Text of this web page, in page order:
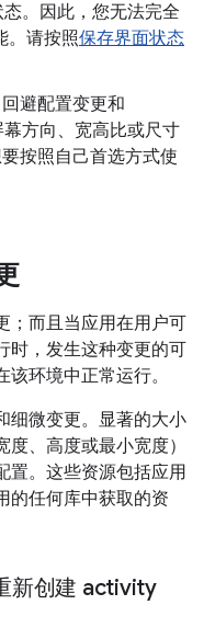
。因此，您无法完全
。请按照保存界面状态
回避配置变更和
方向、宽高比或尺寸
按照自己首选方式使
；而且当应用在用户可
时，发生这种变更的可
环境中正常运行。
微变更。 显著的大小
、高度或最小宽度）
置。这些资源包括应用
的任何库中获取的资
新创建 activity